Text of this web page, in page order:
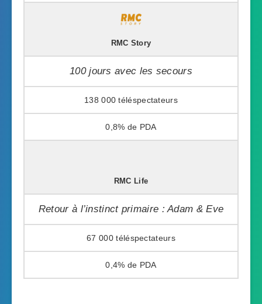
RMC Story
100 jours avec les secours
138 000
0,8%
RMC Life
Retour à l’instinct primaire : Adam & Eve
67 000
0,4%